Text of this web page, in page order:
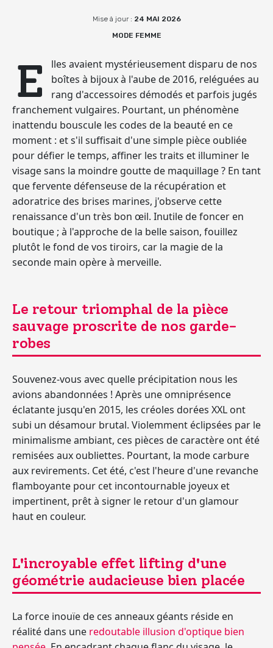
Mise à jour : 24 MAI 2026
MODE FEMME
E
lles avaient mystérieusement disparu de nos
boîtes à bijoux à l'aube de 2016, reléguées au
rang d'accessoires démodés et parfois jugés
franchement vulgaires. Pourtant, un phénomène
inattendu bouscule les codes de la beauté en ce
moment : et s'il suffisait d'une simple pièce oubliée
pour défier le temps, affiner les traits et illuminer le
visage sans la moindre goutte de maquillage ? En tant
que fervente défenseuse de la récupération et
adoratrice des brises marines, j'observe cette
renaissance d'un très bon œil. Inutile de foncer en
boutique ; à l'approche de la belle saison, fouillez
plutôt le fond de vos tiroirs, car la magie de la
seconde main opère à merveille.
Le retour triomphal de la pièce
sauvage proscrite de nos garde-
robes
Souvenez-vous avec quelle précipitation nous les
avions abandonnées ! Après une omniprésence
éclatante jusqu'en 2015, les créoles dorées XXL ont
subi un désamour brutal. Violemment éclipsées par le
minimalisme ambiant, ces pièces de caractère ont été
remisées aux oubliettes. Pourtant, la mode carbure
aux revirements. Cet été, c'est l'heure d'une revanche
flamboyante pour cet incontournable joyeux et
impertinent, prêt à signer le retour d'un glamour
haut en couleur.
L'incroyable effet lifting d'une
géométrie audacieuse bien placée
La force inouïe de ces anneaux géants réside en
réalité dans une redoutable illusion d'optique bien